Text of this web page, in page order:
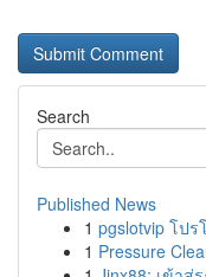
Search
Published News
1 pgslotvip โป
1 Pressure